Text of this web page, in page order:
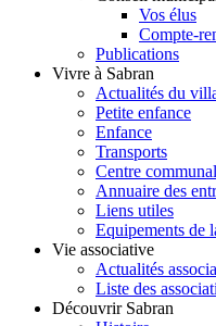
Vos élus
Compte-
Publications
Vivre à Sabran
Actualités du
Petite enfance
Enfance
Transports
Centre
Annuaire des
Liens utiles
Equipements de
Vie associative
Actualités
Liste des
Découvrir Sabran